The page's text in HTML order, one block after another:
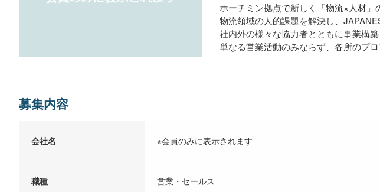
ホーチミン拠点で新しく「物流×人材」
物流領域の人的課題を解決し、
社内外の様々な協力者とともに事業構築
単なる営業活動のみならず、各所のプ
募集内容
会社名 ※会員のみに表示されます
職種 営業・セールス